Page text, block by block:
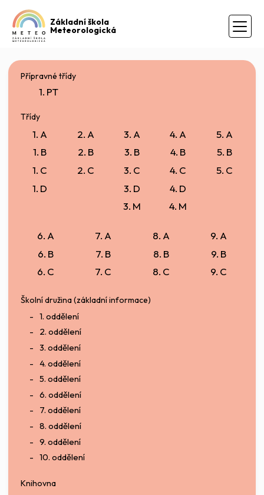
Základní škola
Meteorologická
Přípravné třídy
1. PT
Třídy
1. A
1. B
1. C
1. D
2. A
2. B
2. C
3. A
3. B
3. C
3. D
3. M
4. A
4. B
4. C
4. D
4. M
5. A
5. B
5. C
6. A
6. B
6. C
7. A
7. B
7. C
8. A
8. B
8. C
9. A
9. B
9. C
Školní družina (základní informace)
1. oddělení
2. oddělení
3. oddělení
4. oddělení
5. oddělení
6. oddělení
7. oddělení
8. oddělení
9. oddělení
10. oddělení
Knihovna